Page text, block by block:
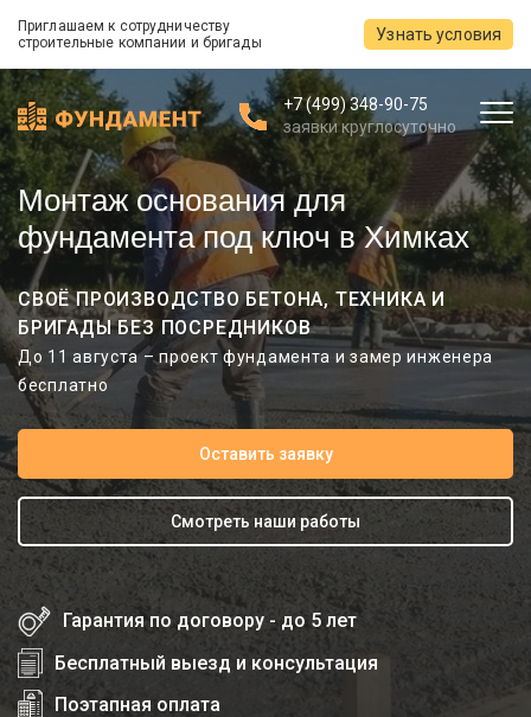
Приглашаем к сотрудничеству
строительные компании и бригады
Узнать условия
+7 (499) 348-90-75
заявки круглосуточно
Монтаж основания для
фундамента под ключ в Химках
СВОЁ ПРОИЗВОДСТВО БЕТОНА, ТЕХНИКА И
БРИГАДЫ БЕЗ ПОСРЕДНИКОВ
До 11 августа – проект фундамента и замер инженера
бесплатно
Оставить заявку
Смотреть наши работы
Гарантия по договору - до 5 лет
Бесплатный выезд и консультация
Поэтапная оплата